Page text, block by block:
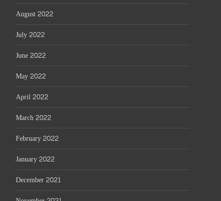
August 2022
July 2022
June 2022
May 2022
April 2022
March 2022
February 2022
January 2022
December 2021